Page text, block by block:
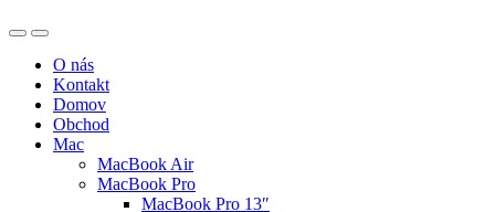
O nás
Kontakt
Domov
Obchod
Mac
MacBook Air
MacBook Pro
MacBook Pro 13″